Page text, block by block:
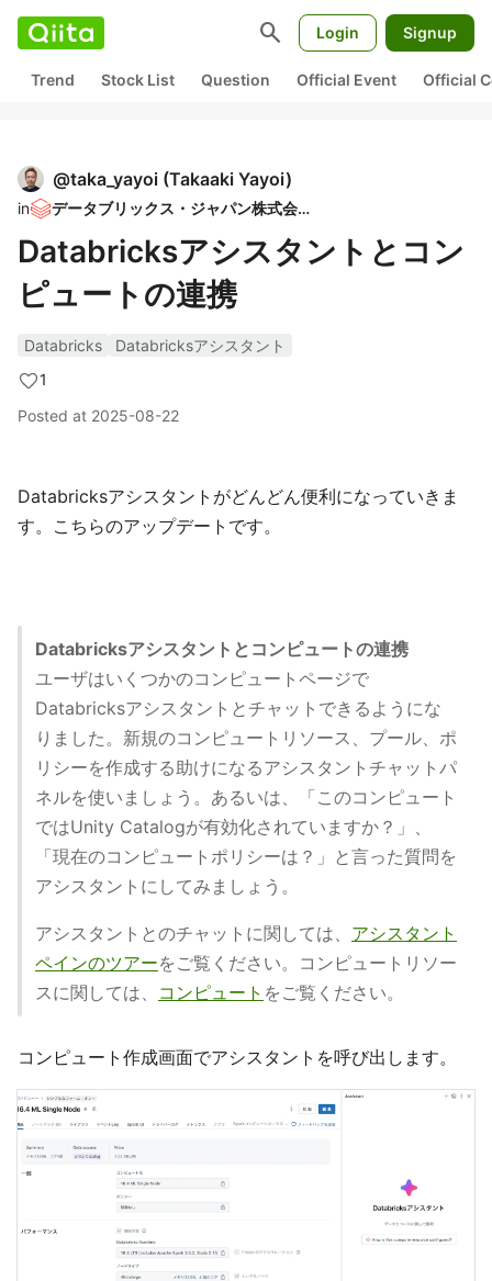
search Login Signup
Trend Stock List Question Official Event Official
@taka_yayoi (Takaaki Yayoi)
in データブリックス・ジャパン株式会社
Databricksアシスタントとコン
ピュートの連携
Databricks
Databricksアシスタント
1
Posted at 2025-08-22
Databricksアシスタントがどんどん便利になっていきま
す。こちらのアップデートです。
Databricksアシスタントとコンピュートの連携
ユーザはいくつかのコンピュートページで
Databricksアシスタントとチャットできるようにな
りました。新規のコンピュートリソース、プール、ポ
リシーを作成する助けになるアシスタントチャットパ
ネルを使いましょう。あるいは、「このコンピュート
ではUnity Catalogが有効化されていますか？」、
「現在のコンピュートポリシーは？」と言った質問を
アシスタントにしてみましょう。
アシスタントとのチャットに関しては、 アシスタント
ペインのツアーをご覧ください。コンピュートリソー
スに関しては、 コンピュート をご覧ください。
コンピュート作成画面でアシスタントを呼び出します。